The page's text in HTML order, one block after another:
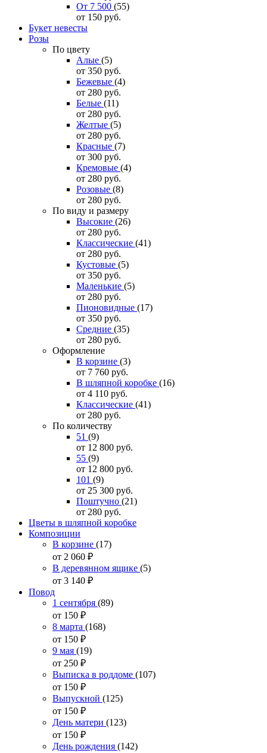
От 7 500 (55)
от 150 руб.
Букет невесты
Розы
По цвету
Алые (5)
от 350 руб.
Бежевые (4)
от 280 руб.
Белые (11)
от 280 руб.
Желтые (5)
от 280 руб.
Красные (7)
от 300 руб.
Кремовые (4)
от 280 руб.
Розовые (8)
от 280 руб.
По виду и размеру
Высокие (26)
от 280 руб.
Классические (41)
от 280 руб.
Кустовые (5)
от 350 руб.
Маленькие (5)
от 280 руб.
Пионовидные (17)
от 350 руб.
Средние (35)
от 280 руб.
Оформление
В корзине (3)
от 7 760 руб.
В шляпной коробке (16)
от 4 110 руб.
Классические (41)
от 280 руб.
По количеству
51 (9)
от 12 800 руб.
55 (9)
от 12 800 руб.
101 (9)
от 25 300 руб.
Поштучно (21)
от 280 руб.
Цветы в шляпной коробке
Композиции
В корзине (17)
от 2 060 ₽
В деревянном ящике (5)
от 3 140 ₽
Повод
1 сентября (89)
от 150 ₽
8 марта (168)
от 150 ₽
9 мая (19)
от 250 ₽
Выписка в роддоме (107)
от 150 ₽
Выпускной (125)
от 150 ₽
День матери (123)
от 150 ₽
День рождения (142)